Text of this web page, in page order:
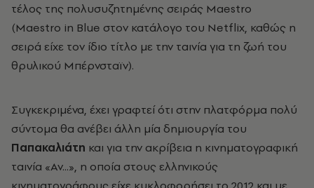
τέλος της πολυσυζητημένης σειράς Maestro
(Maestro in Blue στον κατάλογο του Netflix, καθώς η
σειρά είχε τον ίδιο τίτλο με την ταινία για τη ζωή του
θρυλικού Μπέρνσταϊν).
Συγκεκριμένα, έχει γραφτεί ότι στην πλατφόρμα πολύ
σύντομα θα ανέβει άλλη μία δημιουργία του
Παπακαλιάτη και για την ακρίβεια η κινηματογραφική
ταινία «Αν...», η οποία στους ελληνικούς